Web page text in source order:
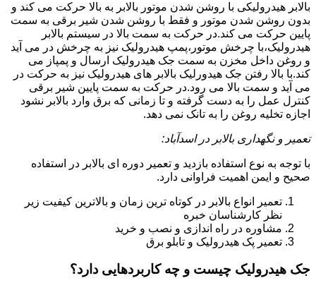
بالابر هیدرولیکی با روشن شدن موتور بالابر به بالا حرکت می کند و
بدون روشن شدن موتور و فقط با روشن شدن شیر برقی به سمت
پایین حرکت می کند.در حرکت به سمت بالا در سیستم بالابر
هیدرولیک،با چرخش موتور،پمپ هیدرولیک نیز به چرخش در می آید
و روغن داخل مخزن به سمت جک هیدرولیک ارسال و پمپاز می
کند.با بالا رفتن جک هیدورلیک بالابر های هیدرولیک نیز به حرکت در
می آید و سمت بالا می رود.در حرکت به سمت پایین شیر برقی
کنترل عمل را به دست گرفته و تا زمانی که برق وارد بالابر نشود
اجازه تخلیه روغن را به تانک نمی دهد.
تعمیر و نگهداری بالابر در اسدآباد:
با توجه به نوع استفاده بازدید و تعمیر دوره ای بالابر در استفاده
صحیح و ایمن اهمیت فراوانی دارد.
تعمیر انواع بالابر در کوتاه ترین زمان و بالاترین کیفیت زیر
نظر کارشناسان خبره
مشاوره در راه اندازی و نصب و خرید
تعمیر پک هیدرولیک و تابلو برق
جک هیدرولیک چیست و چه کاربردهایی دارد؟